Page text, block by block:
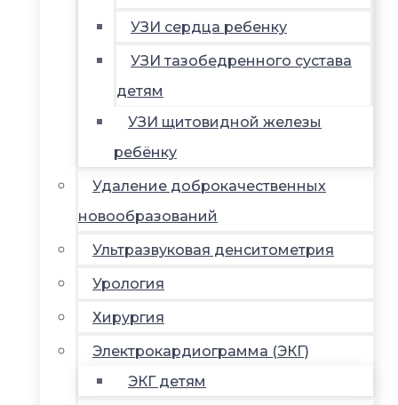
УЗИ сердца ребенку
УЗИ тазобедренного сустава
детям
УЗИ щитовидной железы
ребёнку
Удаление доброкачественных
новообразований
Ультразвуковая денситометрия
Урология
Хирургия
Электрокардиограмма (ЭКГ)
ЭКГ детям